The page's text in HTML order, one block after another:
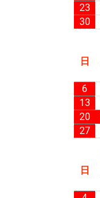
23
30
日
6
13
20
27
日